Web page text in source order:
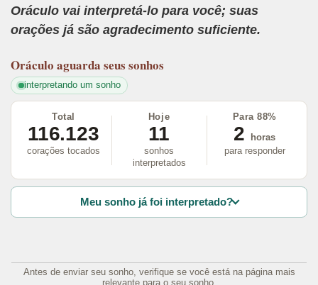
Oráculo vai interpretá-lo para você; suas
orações já são agradecimento suficiente.
Oráculo aguarda seus sonhos
interpretando um sonho
Total
116.123
corações tocados
Hoje
11
sonhos
interpretados
Para 88%
2
horas
para responder
Meu sonho já foi interpretado?
Antes de enviar seu sonho, verifique se você está na página mais
relevante para o seu sonho.